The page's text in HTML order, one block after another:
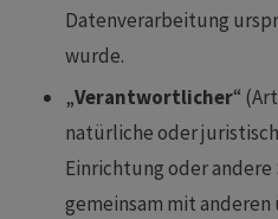
Datenverarbeitung
wurde.
„Verantwortlicher“
natürliche oder
Einrichtung oder
gemeinsam mit